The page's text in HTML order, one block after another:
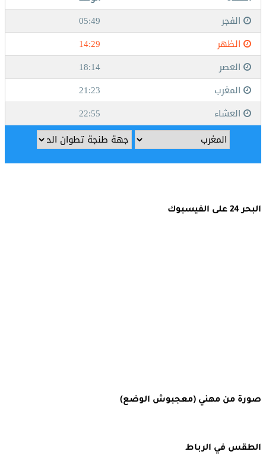
البحر 24 على الفيسبوك
صورة من مهني (معجبوش الوضع)
الطقس في الرباط